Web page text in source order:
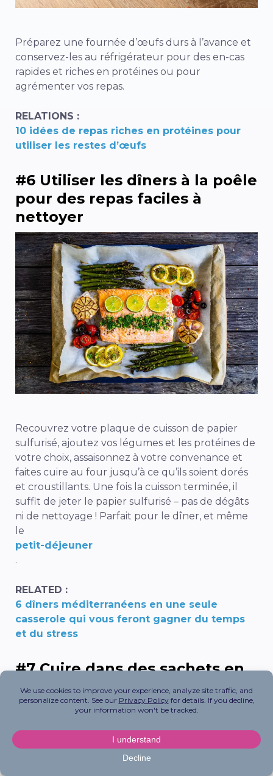
Préparez une fournée d’œufs durs à l’avance et
conservez-les au réfrigérateur pour des en-cas
rapides et riches en protéines ou pour
agrémenter vos repas.
RELATIONS :
10 idées de repas riches en protéines pour
utiliser les restes d’œufs
#6 Utiliser les dîners à la poêle
pour des repas faciles à
nettoyer
Recouvrez votre plaque de cuisson de papier
sulfurisé, ajoutez vos légumes et les protéines de
votre choix, assaisonnez à votre convenance et
faites cuire au four jusqu’à ce qu’ils soient dorés
et croustillants. Une fois la cuisson terminée, il
suffit de jeter le papier sulfurisé – pas de dégâts
ni de nettoyage ! Parfait pour le dîner, et même
le
petit-déjeuner
.
RELATED :
6 dîners méditerranéens en une seule
casserole qui vous feront gagner du temps
et du stress
#7 Cuire dans des sachets en
papier d’aluminium ou en
papier sulfurisé